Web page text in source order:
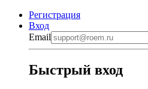
Регистрация
Вход
Email
Быстрый вход